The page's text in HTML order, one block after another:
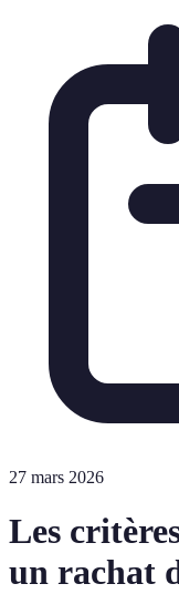
27 mars 2026
Les
un rachat